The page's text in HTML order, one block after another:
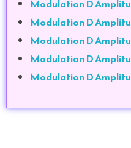
Modulation D
Modulation D
Modulation D
Modulation D
Modulation D